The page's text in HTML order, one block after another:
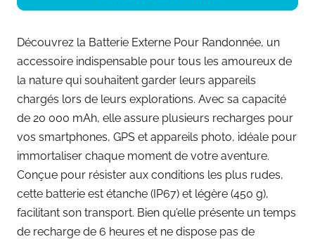
Découvrez la Batterie Externe Pour Randonnée, un
accessoire indispensable pour tous les amoureux de
la nature qui souhaitent garder leurs appareils
chargés lors de leurs explorations. Avec sa capacité
de 20 000 mAh, elle assure plusieurs recharges pour
vos smartphones, GPS et appareils photo, idéale pour
immortaliser chaque moment de votre aventure.
Conçue pour résister aux conditions les plus rudes,
cette batterie est étanche (IP67) et légère (450 g),
facilitant son transport. Bien qu’elle présente un temps
de recharge de 6 heures et ne dispose pas de